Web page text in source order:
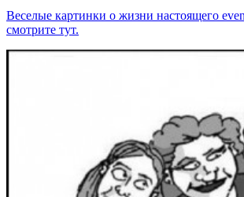
Веселые картинки о жизни настоящего
смотрите тут.